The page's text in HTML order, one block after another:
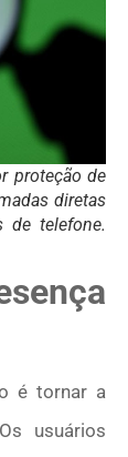
proteção de
diretas
de telefone.
é tornar a
usuários